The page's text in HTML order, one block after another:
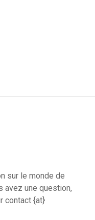
sur le monde de
avez une question,
contact {at}